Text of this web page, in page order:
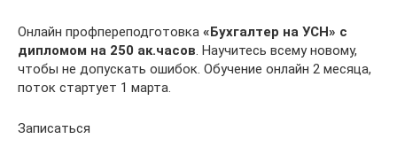
Онлайн профпереподготовка «Бухгалтер на УСН» с
дипломом на 250 ак.часов. Научитесь всему новому,
чтобы не допускать ошибок. Обучение онлайн 2 месяца,
поток стартует 1 марта.
Записаться